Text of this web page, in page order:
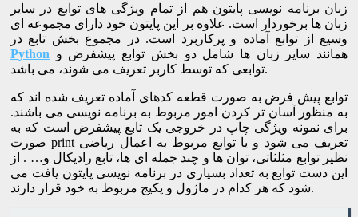
زبان برنامه نویسی پایتون هم از تمام ویژگی های توابع در سایر
زبان ها برخوردار است. علاوه بر این پایتون خود دارای مجموعه ای
وسیع از توابع آماده و پرکاربرد است. در مجموع بخش تابع در
Python
توابعی که توسط کاربر تعریف می شوند، می باشد.
توابع پیش فرض به صورت قطعه کدهای آماده تعریف شده اند که
به منظور آسان تر کردن امور مربوط به برنامه نویسی می باشند.
برای نمونه ویژگی چاپ در خروجی یک تابع پیشفرض است که به
صورت print تعریف می شود و یا توابع مربوط به اعمال ریاضی
نظیر توابع مثلثاتی، توان ها و چند جمله ای ها، تابع رادیکال و… . از
این دست توابع به تعداد بسیاری در برنامه نویسی پایتون یافت می
شود که هر کدام در ماژول و پکیج مربوط به خود قرار دارند.